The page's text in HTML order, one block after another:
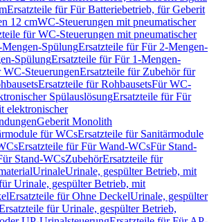
Ersatzteile für Für Batteriebetrieb, für Geberit
12 cmWC-Steuerungen mit pneumatischer
für WC-Steuerungen mit pneumatischer
SpülungErsatzteile für Für 2-Mengen-
SpülungErsatzteile für Für 1-Mengen-
SteuerungenErsatzteile für Zubehör für
Ersatzteile für RohbausetsFür WC-
SpülauslösungErsatzteile für Für
elektronischer
Geberit Monolith
für WCsErsatzteile für Sanitärmodule
Ersatzteile für Für Wand-WCsFür Stand-
Stand-WCsZubehörErsatzteile für
UrinaleUrinale, gespülter Betrieb, mit
Urinale, gespülter Betrieb, mit
Ersatzteile für Ohne DeckelUrinale, gespülter
für Urinale, gespülter Betrieb,